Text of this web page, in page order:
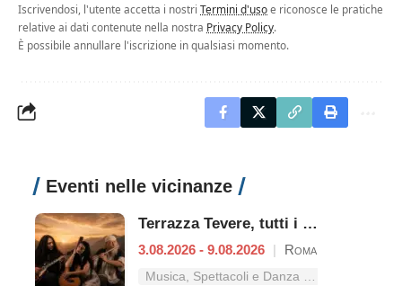
Iscrivendosi, l'utente accetta i nostri Termini d'usoe riconosce le pratiche
relative ai dati contenute nella nostra Privacy Policy.
È possibile annullare l'iscrizione in qualsiasi momento.
Eventi nelle vicinanze
Terrazza Tevere, tutti i concerti dal 3 al 9 agosto
3.08.2026 - 9.08.2026 | Roma